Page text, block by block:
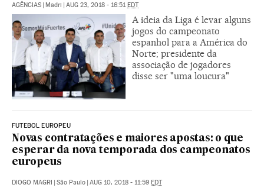
AGÊNCIAS | Madri | AUG 23, 2018 - 16:51 EDT
A ideia da Liga é levar alguns
jogos do campeonato
espanhol para a América do
Norte; presidente da
associação de jogadores
disse ser "uma loucura"
FUTEBOL EUROPEU
Novas contratações e maiores apostas: o que
esperar da nova temporada dos campeonatos
europeus
DIOGO MAGRI São Paulo AUG 10, 2018 - 11:59 EDT